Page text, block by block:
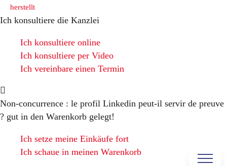
herstellt
Ich konsultiere die Kanzlei
Ich konsultiere online
Ich konsultiere per Video
Ich vereinbare einen Termin
Non-concurrence : le profil Linkedin peut-il servir de preuve
? gut in den Warenkorb gelegt!
Ich setze meine Einkäufe fort
Ich schaue in meinen Warenkorb